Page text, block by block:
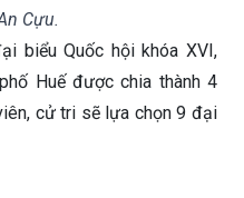
Cựu.
biểu Quốc hội khóa XVI,
Huế được chia thành 4
cử tri sẽ lựa chọn 9 đại